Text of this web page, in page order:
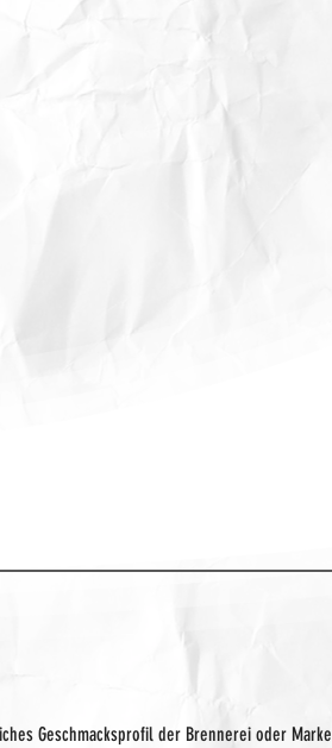
Geschmacksprofil der Brennerei oder Marke